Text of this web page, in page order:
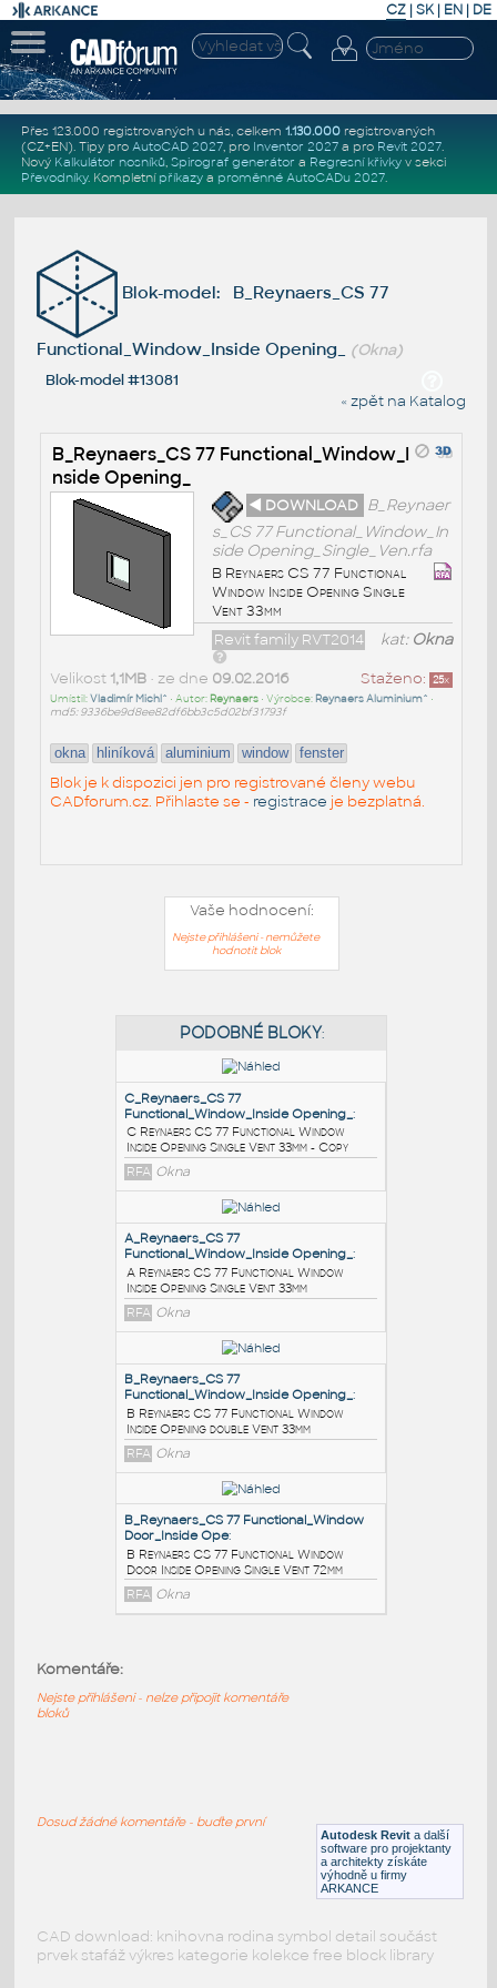
CZ | SK| EN | DE
Přes 123.000 registrovaných u nás, celkem 1.130.000registrovaných
(CZ+EN). Tipy pro AutoCAD 2027, pro Inventor 2027a pro Revit 2027.
Nový Kalkulátor nosníků, Spirograf generátor a Regresní křivkyv sekci
Převodníky. Kompletní příkazya proměnné AutoCADu 2027.
Blok-model: B_Reynaers_CS 77
Functional_Window_Inside Opening_
(Okna)
Blok-model #13081
« zpět na Katalog
B_Reynaers_CS 77 Functional_Window_I
nside Opening_
◄ DOWNLOAD B_Reynaer
s_CS 77 Functional_Window_In
side Opening_Single_Ven.rfa
B Reynaers CS 77 Functional
Window Inside Opening Single
Vent 33mm
kat: Okna
Revit family RVT2014
Staženo: 25x
Velikost 1,1MB• ze dne 09.02.2016
Umístil:Vladimír Michl^ • Autor: Reynaers• Výrobce: Reynaers Aluminium^ •
md5: 9336be9d8ee82df6bb3c5d02bf31793f
okna hliníková aluminium window fenster
Blok je k dispozici jen pro registrované členy webu
CADforum.cz. Přihlaste se - registrace je bezplatná.
Vaše hodnocení:
Nejste přihlášeni - nemůžete
hodnotit blok
PODOBNÉ BLOKY
C_Reynaers_CS 77
Functional_Window_Inside Opening_
C Reynaers CS 77 Functional Window
Inside Opening Single Vent 33mm - Copy
RFA Okna
A_Reynaers_CS 77
Functional_Window_Inside Opening_
A Reynaers CS 77 Functional Window
Inside Opening Single Vent 33mm
RFA Okna
Okna
B Reynaers CS 77 Functional Window
Door Inside Opening Single Vent 72mm
Autodesk Revit a další
software pro projektanty
a architekty získáte
výhodně u firmy
ARKANCE
Komentáře:
Nejste přihlášeni - nelze připojit komentáře
bloků
Dosud žádné komentáře - buďte první
CAD download: knihovna rodina symbol detail součást
prvek stafáž výkres kategorie kolekce free block library